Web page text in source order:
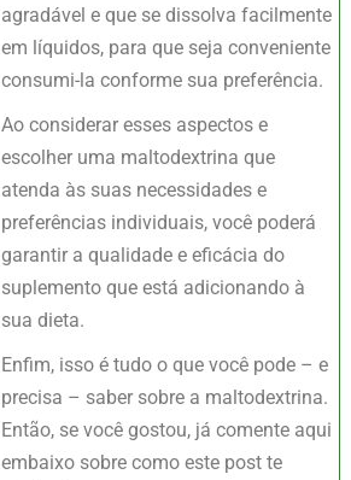
agradável e que se dissolva facilmente
em líquidos, para que seja conveniente
consumi-la conforme sua preferência.
Ao considerar esses aspectos e
escolher uma maltodextrina que
atenda às suas necessidades e
preferências individuais, você poderá
garantir a qualidade e eficácia do
suplemento que está adicionando à
sua dieta.
Enfim, isso é tudo o que você pode – e
precisa – saber sobre a maltodextrina.
Então, se você gostou, já comente aqui
embaixo sobre como este post te